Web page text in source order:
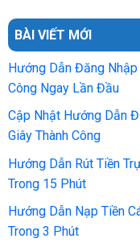
BÀI VIẾT MỚI
Hướng Dẫn Đăng Nhập
Công Ngay Lần Đầu
Cập Nhật Hướng Dẫn
Giây Thành Công
Hướng Dẫn Rút Tiền
Trong 15 Phút
Hướng Dẫn Nạp Tiền
Trong 3 Phút